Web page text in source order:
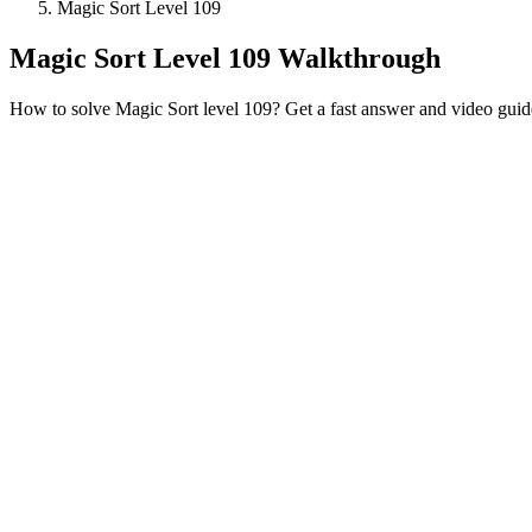
Magic Sort Level 109
Magic Sort Level 109 Walkthrough
How to solve Magic Sort level 109? Get a fast answer and video